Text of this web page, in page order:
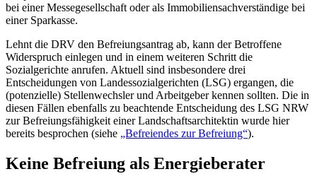
bei einer Messegesellschaft oder als Immobiliensachverständige bei
einer Sparkasse­.
Lehnt die DRV den Befreiungsantrag ab, kann der Betroffene
Widerspruch einlegen und in einem weiteren Schritt die
Sozialgerichte anrufen­. Aktuell sind insbesondere drei
Entscheidungen von Landessozialgerichten (LSG) ergangen, die
(potenzielle) Stellenwechsler und Arbeitgeber kennen sollten. ­Die in
diesen Fällen ebenfalls zu beachtende Entscheidung des LSG NRW
zur Befreiungsfähigkeit einer Landschaftsarchitektin wurde hier
bereits besprochen (siehe „Befreiendes zur Befreiung“)­.
Keine Befreiung als Energieberater